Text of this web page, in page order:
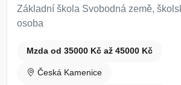
Základní škola Svobodná země,
osoba
Mzda od 35000 Kč až 45000 Kč
Česká Kamenice